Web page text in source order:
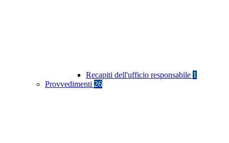
Recapiti dell'ufficio responsabile 1
Provvedimenti 26